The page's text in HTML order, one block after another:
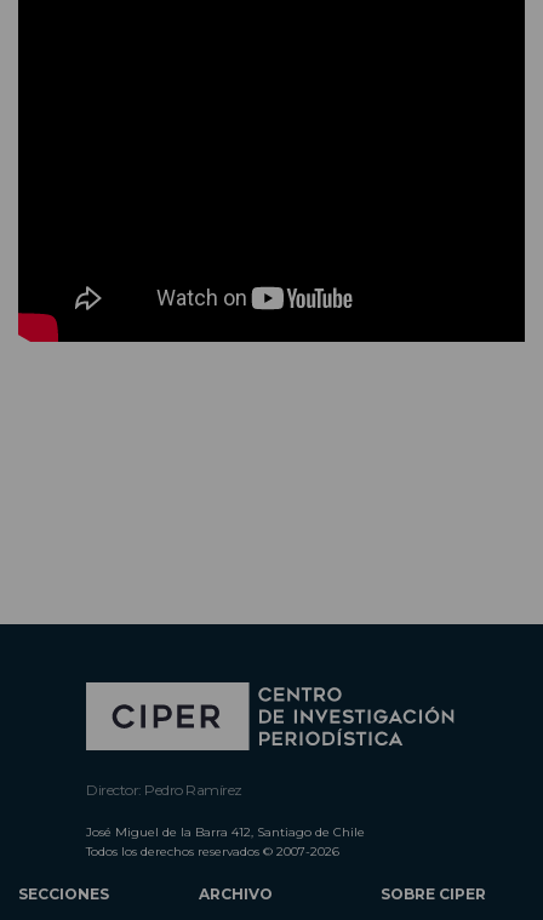
Director: Pedro Ramírez
José Miguel de la Barra 412, Santiago de Chile
Todos los derechos reservados © 2007-2026
SECCIONES ARCHIVO SOBRE CIPER